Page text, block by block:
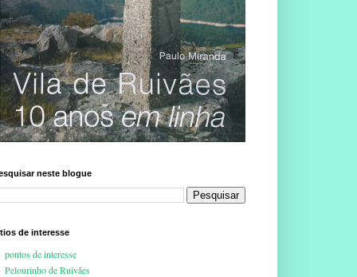
neste blogue
de interesse
pontos de interesse
Pelourinho de Ruivães